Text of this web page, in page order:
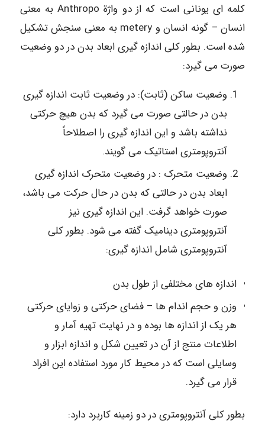
کلمه ای یونانی است که از دو واژة Anthropo به معنی
انسان – گونه انسان و metery به معنی سنجش تشکیل
شده است. بطور کلی اندازه گیری ابعاد بدن در دو وضعیت
صورت می گیرد:
وضعیت ساکن (ثابت): در وضعیت ثابت اندازه گیری
بدن در حالتی صورت می گیرد که بدن هیچ حرکتی
نداشته باشد و این اندازه گیری را اصطلاحاً
آنتروپومتری استاتیک می گویند.
وضعیت متحرک : در وضعیت متحرک اندازه گیری
ابعاد بدن در حالتی که بدن در حال حرکت می باشد،
صورت خواهد گرفت. این اندازه گیری نیز
آنتروپومتری دینامیک گفته می شود. بطور کلی
آنتروپومتری شامل اندازه گیری:
اندازه های مختلفی از طول بدن
وزن و حجم اندام ها – فضای حرکتی و زوایای حرکتی
هر یک از اندازه ها بوده و در نهایت تهیه آمار و
اطلاعات منتج از آن در تعیین شکل و اندازه ابزار و
وسایلی است که در محیط کار مورد استفاده این افراد
قرار می گیرد.
بطور کلی آنتروپومتری در دو زمینه کاربرد دارد: